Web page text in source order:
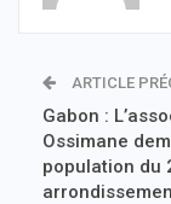
ARTICLE
Gabon :
Ossimane
population du